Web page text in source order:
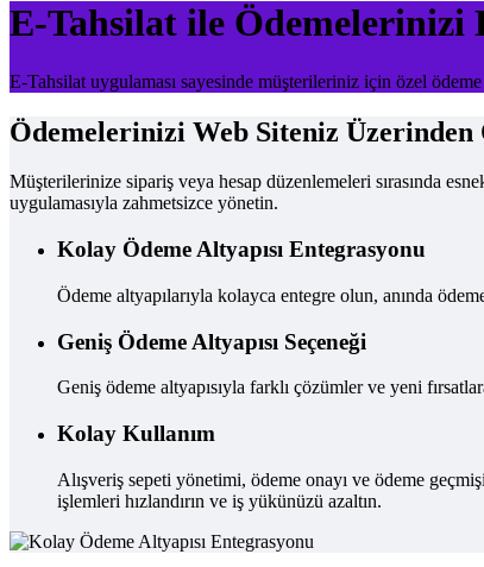
E-Tahsilat ile Ödemelerinizi
E-Tahsilat uygulaması sayesinde müşterileriniz için özel
Ödemelerinizi Web Siteniz
Müşterilerinize sipariş veya hesap düzenlemeleri sırasında
uygulamasıyla zahmetsizce yönetin.
Kolay Ödeme Altyapısı Entegrasyonu
Ödeme altyapılarıyla kolayca entegre olun, anında
Geniş Ödeme Altyapısı Seçeneği
Geniş ödeme altyapısıyla farklı çözümler ve yeni
Kolay Kullanım
Alışveriş sepeti yönetimi, ödeme onayı ve ödeme
işlemleri hızlandırın ve iş yükünüzü azaltın.